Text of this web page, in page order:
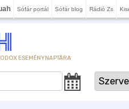
Sófár portál Sófár blog Rádió Zs
ESEMÉNYNAPTÁRA